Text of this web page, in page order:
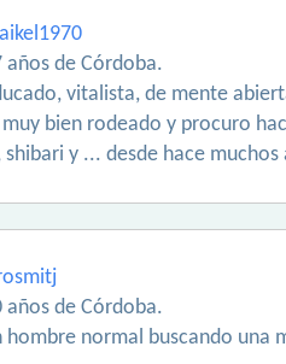
años de Córdoba.
vitalista, de mente
bien rodeado y procuro
y ... desde hace
años de Córdoba.
hombre normal buscando una